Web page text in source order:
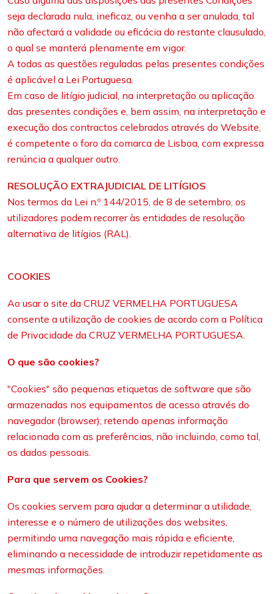
seja declarada nula, ineficaz, ou venha a ser anulada, tal
não afectará a validade ou eficácia do restante clausulado,
o qual se manterá plenamente em vigor.
A todas as questões reguladas pelas presentes condições
é aplicável a Lei Portuguesa.
Em caso de litígio judicial, na interpretação ou aplicação
das presentes condições e, bem assim, na interpretação e
execução dos contractos celebrados através do Website,
é competente o foro da comarca de Lisboa, com expressa
renúncia a qualquer outro.
RESOLUÇÃO EXTRAJUDICIAL DE LITÍGIOS
Nos termos da Lei n.º 144/2015, de 8 de setembro, os
utilizadores podem recorrer às entidades de resolução
alternativa de litígios (RAL).
COOKIES
Ao usar o site da CRUZ VERMELHA PORTUGUESA
consente a utilização de cookies de acordo com a Política
de Privacidade da CRUZ VERMELHA PORTUGUESA.
O que são cookies?
"Cookies" são pequenas etiquetas de software que são
armazenadas nos equipamentos de acesso através do
navegador (browser), retendo apenas informação
relacionada com as preferências, não incluindo, como tal,
os dados pessoais.
Para que servem os Cookies?
Os cookies servem para ajudar a determinar a utilidade,
interesse e o número de utilizações dos websites,
permitindo uma navegação mais rápida e eficiente,
eliminando a necessidade de introduzir repetidamente as
mesmas informações.